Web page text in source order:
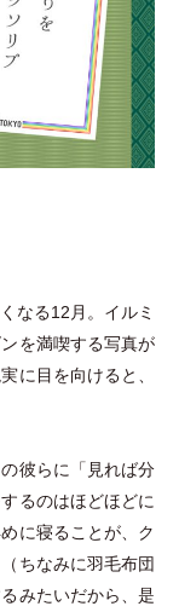
なる12月。イルミ
を満喫する写真が
に目を向けると、
彼らに 「 見れば分
るのはほどほどに
に寝ることが、ク
（ ちなみに羽毛布団
みたいだから、是